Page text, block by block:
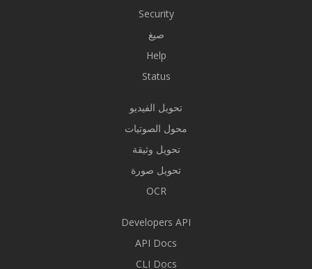
Security
صيغ
Help
Status
تحويل الفيديو
محول الصوتيات
تحويل وثيقة
تحويل صورة
OCR
Developers API
API Docs
CLI Docs